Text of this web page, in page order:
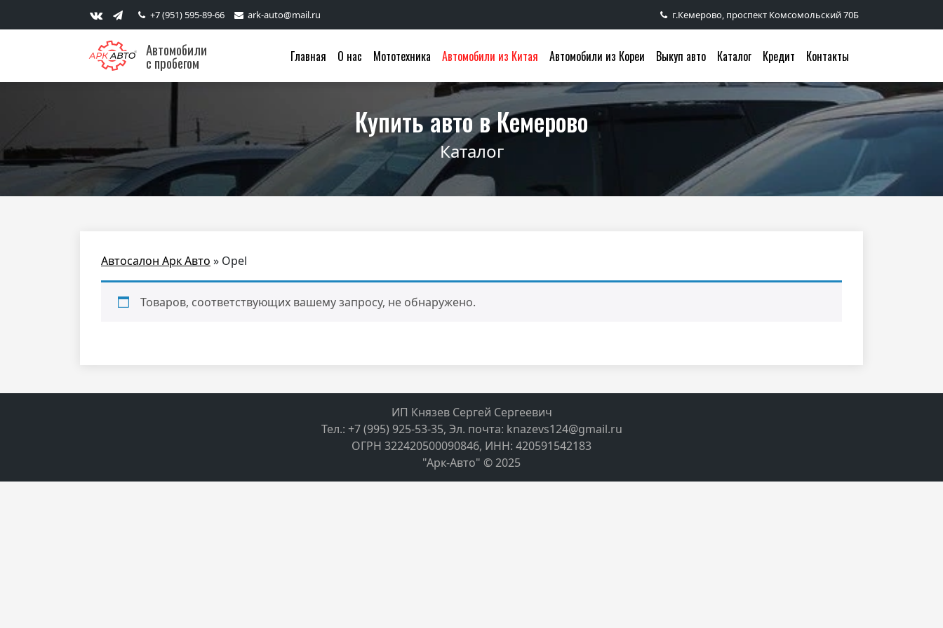
+7 (951) 595-89-66 ark-auto@mail.ru г.Кемерово, проспект Комсомольский 70Б
Автомобили
с пробегом Главная О нас Мототехника Автомобили из Китая Автомобили из Кореи Выкуп авто Каталог Кредит Контакты
Купить авто в Кемерово
Каталог
Автосалон Арк Авто » Opel
Товаров, соответствующих вашему запросу, не обнаружено.
ИП Князев Сергей Сергеевич
Тел.: +7 (995) 925-53-35, Эл. почта: knazevs124@gmail.ru
ОГРН 322420500090846, ИНН: 420591542183
"Арк-Авто" © 2025